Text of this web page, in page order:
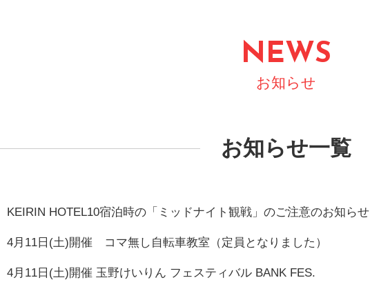
NEWS
お知らせ
お知らせ一覧
KEIRIN HOTEL10宿泊時の「ミッドナイト観戦」のご注意のお知らせ
4月11日(土)開催 コマ無し自転車教室（定員となりました）
4月11日(土)開催 玉野けいりん フェスティバル BANK FES.